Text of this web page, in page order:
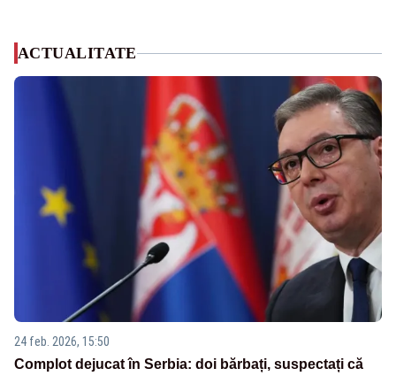
ACTUALITATE
24 feb. 2026, 15:50
Complot dejucat în Serbia: doi bărbați, suspectați că